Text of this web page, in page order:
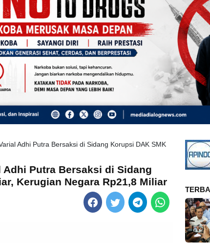
Adhi Putra Bersaksi di Sidang Korupsi DAK SMK
Putra Bersaksi di Sidang
Kerugian Negara Rp21,8 Miliar